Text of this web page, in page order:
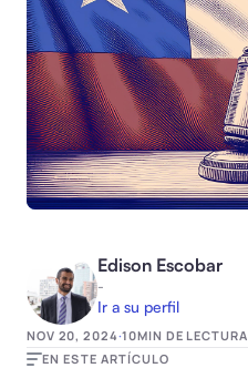
Edison Escobar
-
Ir a su perfil
NOV 20, 2024·10MIN DE LECTURA
EN ESTE ARTÍCULO